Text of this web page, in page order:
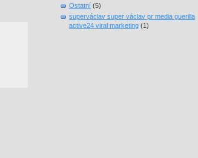
Ostatní (5)
superváclav super václav pr media guerilla
active24 viral marketing (1)